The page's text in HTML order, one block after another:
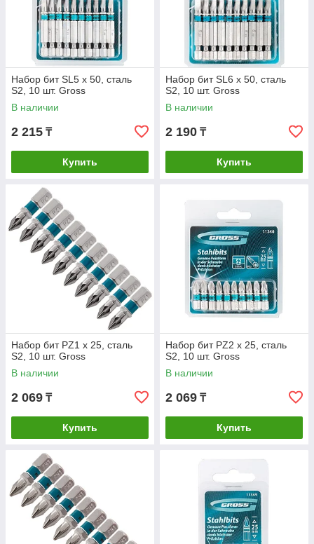
Набор бит SL5 х 50, сталь
S2, 10 шт. Gross
В наличии
2 215 ₸
Купить
Набор бит SL6 х 50, сталь
S2, 10 шт. Gross
В наличии
2 190 ₸
Купить
Набор бит РZ1 х 25, сталь
S2, 10 шт. Gross
В наличии
2 069 ₸
Купить
Набор бит РZ2 х 25, сталь
S2, 10 шт. Gross
В наличии
2 069 ₸
Купить